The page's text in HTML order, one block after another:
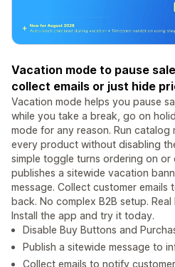
Vacation mode to pause
collect emails or just hide
Vacation mode helps you pause
while you take a break, go on
mode for any reason. Run catalog
every product without disabling
simple toggle turns ordering on or
publishes a sitewide vacation
message. Collect customer
back. No complex B2B setup.
Install the app and try it today.
Disable Buy Buttons and
Publish a sitewide message to
Collect emails to notify